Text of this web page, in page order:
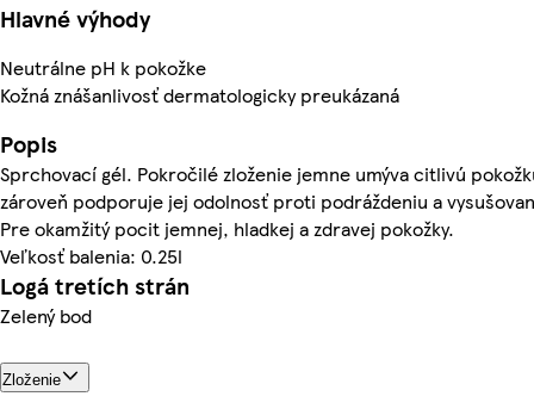
Hlavné výhody
Neutrálne pH k pokožke
Kožná znášanlivosť dermatologicky preukázaná
Popis
Sprchovací gél. Pokročilé zloženie jemne umýva citlivú
zároveň podporuje jej odolnosť proti podráždeniu a
Pre okamžitý pocit jemnej, hladkej a zdravej pokožky.
Veľkosť balenia: 0.25l
Logá tretích strán
Zelený bod
Zloženie